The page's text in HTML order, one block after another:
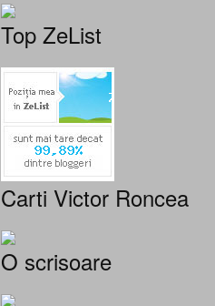
Top ZeList
Carti Victor Roncea
O scrisoare